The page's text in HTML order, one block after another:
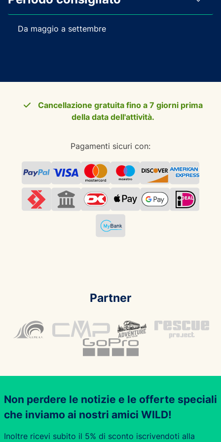
Da maggio a settembre
Cancellazione gratuita fino a 7 giorni prima
della data dell'attività.
Pagamenti sicuri con:
Partner
Non perdere le notizie e le offerte speciali
che inviamo ai nostri amici WILD!
Inoltre ricevi subito il 5% di sconto iscrivendoti alla